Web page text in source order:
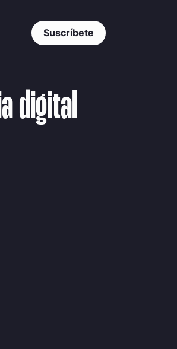
Suscríbete
digital